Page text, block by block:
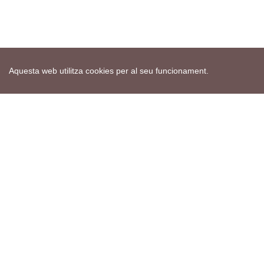
Aquesta web utilitza cookies per al seu funcionament.